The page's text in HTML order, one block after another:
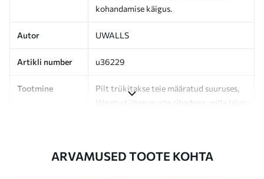
kohandamise käigus.
Autor UWALLS
Artikli number u36229
Tootmine
Pilt trükitakse teie määratud suuruses,
lõigatud ühesuguste ribadena, mille laius
ARVAMUSED TOOTE KOHTA